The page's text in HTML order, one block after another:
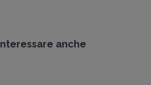
anche